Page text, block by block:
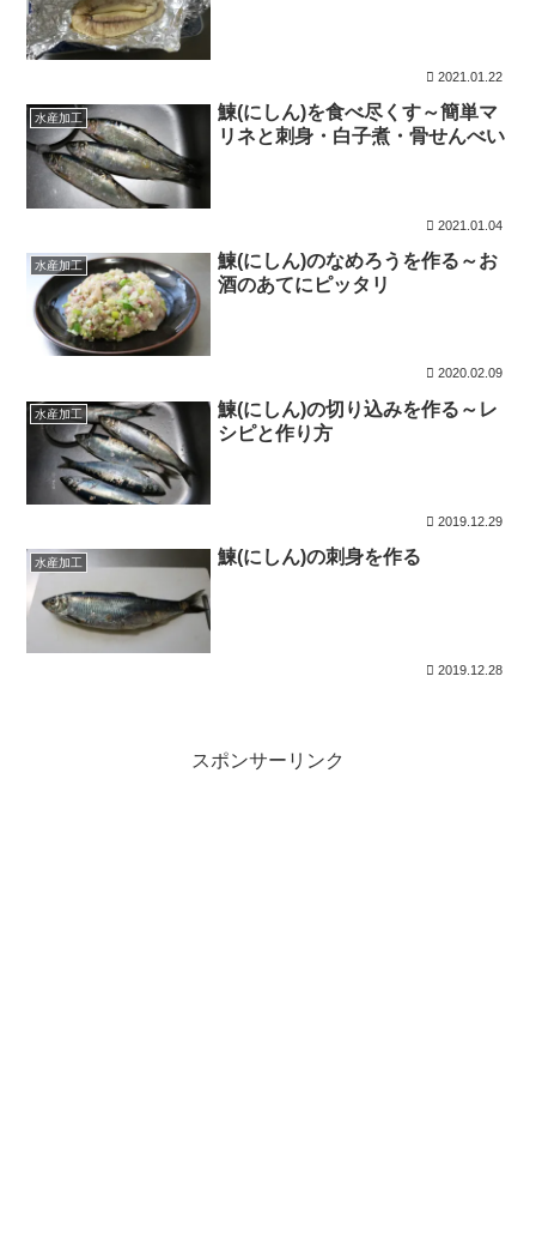
2021.01.22
水産加工
鰊(にしん)を食べ尽くす～簡単マ
リネと刺身・白子煮・骨せんべい
2021.01.04
水産加工
鰊(にしん)のなめろうを作る～お
酒のあてにピッタリ
2020.02.09
水産加工
鰊(にしん)の切り込みを作る～レ
シピと作り方
2019.12.29
水産加工 鰊(にしん)の刺身を作る
2019.12.28
スポンサーリンク